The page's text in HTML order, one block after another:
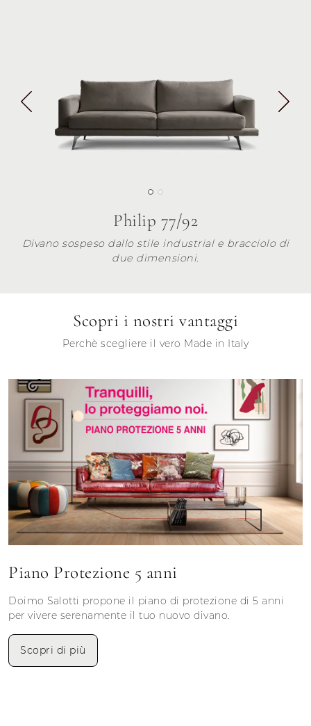
Philip 77/92
Divano sospeso dallo stile industrial e bracciolo di
due dimensioni.
Scopri i nostri vantaggi
Perchè scegliere il vero Made in Italy
Piano Protezione 5 anni
Doimo Salotti propone il piano di protezione di 5 anni
per vivere serenamente il tuo nuovo divano.
Scopri di più